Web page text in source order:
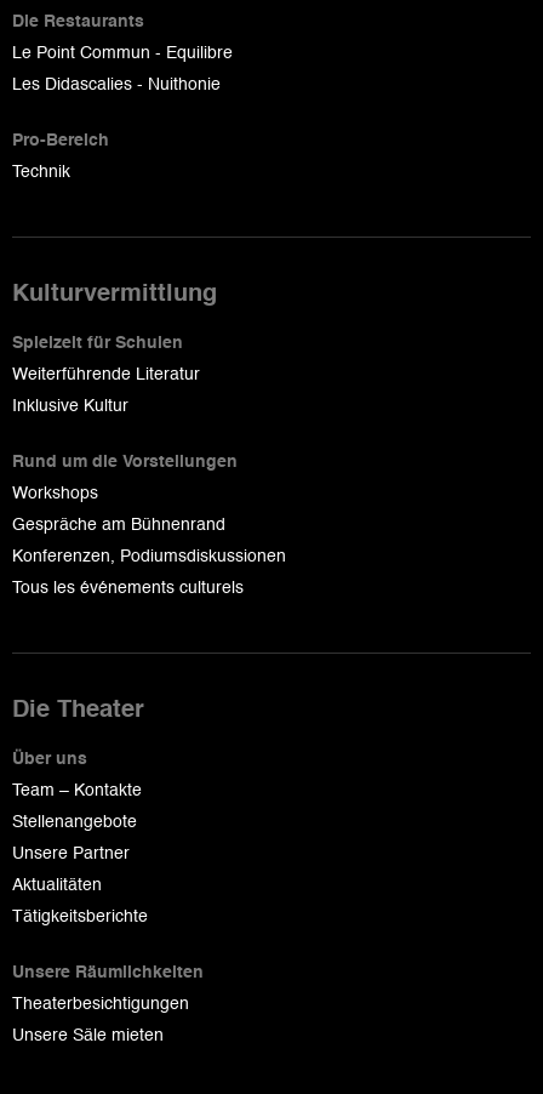
Die Restaurants
Le Point Commun - Equilibre
Les Didascalies - Nuithonie
Pro-Bereich
Technik
Kulturvermittlung
Spielzeit für Schulen
Weiterführende Literatur
Inklusive Kultur
Rund um die Vorstellungen
Workshops
Gespräche am Bühnenrand
Konferenzen, Podiumsdiskussionen
Tous les événements culturels
Die Theater
Über uns
Team – Kontakte
Stellenangebote
Unsere Partner
Aktualitäten
Tätigkeitsberichte
Unsere Räumlichkeiten
Theaterbesichtigungen
Unsere Säle mieten